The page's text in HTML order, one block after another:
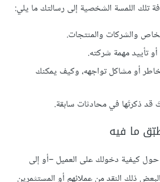
تلك اللمسة الشخصية إلى رسالتك ما يلي:
والشركات والمنتجات.
تأييد مهمة شركته.
أو مشاكل تواجهه، وكيف يمكنك
ذكرتَها في محادثات سابقة.
كيفية دخولك على العميل –أو إلى